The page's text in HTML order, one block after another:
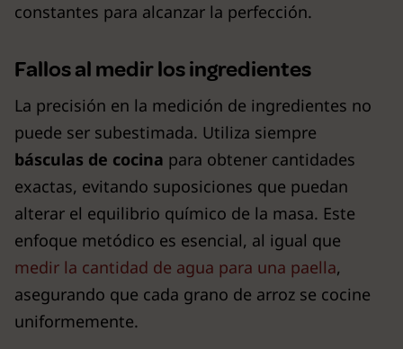
constantes para alcanzar la perfección.
Fallos al medir los ingredientes
La precisión en la medición de ingredientes no
puede ser subestimada. Utiliza siempre
básculas de cocina para obtener cantidades
exactas, evitando suposiciones que puedan
alterar el equilibrio químico de la masa. Este
enfoque metódico es esencial, al igual que
medir la cantidad de agua para una paella,
asegurando que cada grano de arroz se cocine
uniformemente.